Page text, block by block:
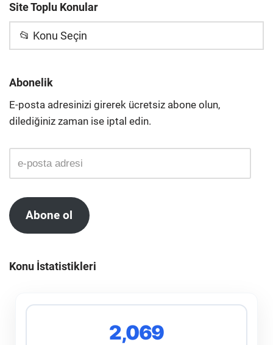
Site Toplu Konular
📂 Konu Seçin
Abonelik
E-posta adresinizi girerek ücretsiz abone olun,
dilediğiniz zaman ise iptal edin.
Abone ol
Konu İstatistikleri
2,069